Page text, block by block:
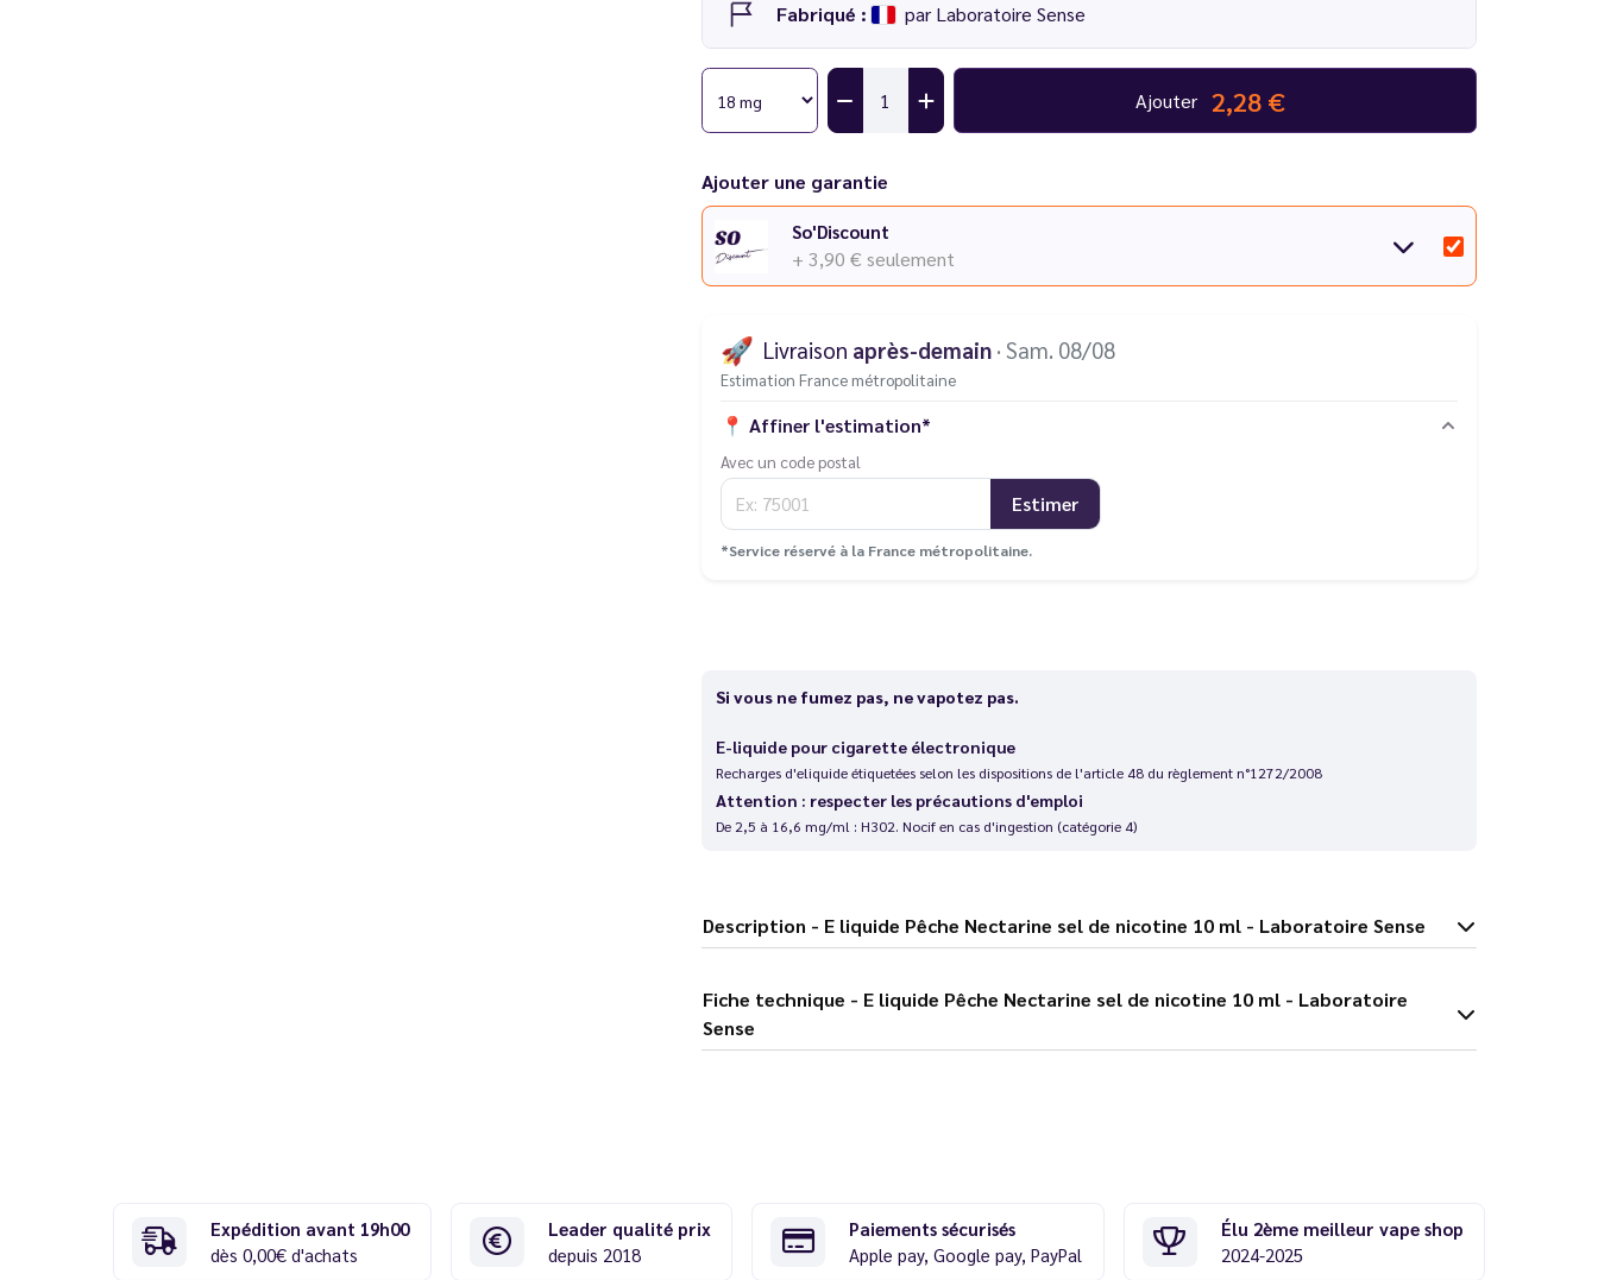
Fabriqué : par Laboratoire Sense
Ajouter 2,28 €
Ajouter une garantie
So'Discount
+ 3,90 € seulement
🚀 Livraison après-demain · Sam. 08/08
Estimation France métropolitaine
📍 Affiner l'estimation*
Avec un code postal
Estimer
*Service réservé à la France métropolitaine.
Si vous ne fumez pas, ne vapotez pas.
E-liquide pour cigarette électronique
Recharges d'eliquide étiquetées selon les dispositions de l'article 48 du règlement n°1272/2008
Attention : respecter les précautions d'emploi
De 2,5 à 16,6 mg/ml : H302. Nocif en cas d'ingestion (catégorie 4)
Description - E liquide Pêche Nectarine sel de nicotine 10 ml - Laboratoire Sense
Fiche technique - E liquide Pêche Nectarine sel de nicotine 10 ml - Laboratoire
Sense
Expédition avant 19h00
dès 0,00€ d'achats
Leader qualité prix
depuis 2018
Paiements sécurisés
Apple pay, Google pay, PayPal
Élu 2ème meilleur vape shop
2024-2025